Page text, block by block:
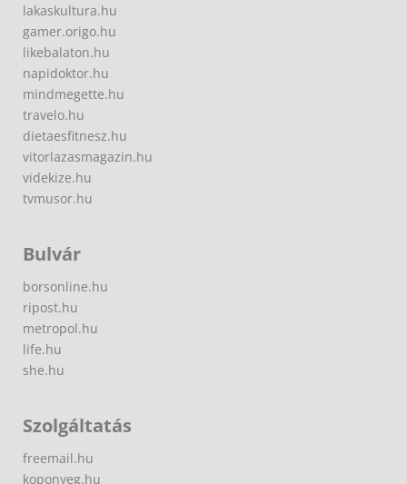
lakaskultura.hu
gamer.origo.hu
likebalaton.hu
napidoktor.hu
mindmegette.hu
travelo.hu
dietaesfitnesz.hu
vitorlazasmagazin.hu
videkize.hu
tvmusor.hu
Bulvár
borsonline.hu
ripost.hu
metropol.hu
life.hu
she.hu
Szolgáltatás
freemail.hu
koponyeg.hu